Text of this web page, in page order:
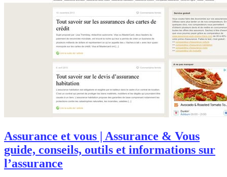
Assurance et vous | Assurance & Vous
guide, conseils, outils et infor­ma­tions sur
l’assurance